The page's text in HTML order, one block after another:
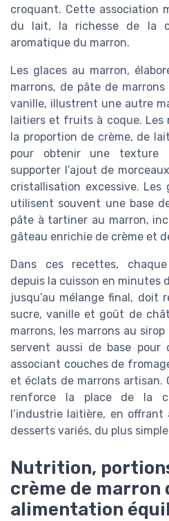
croquant. Cette association
du lait, la richesse de la
aromatique du marron.
Les glaces au marron,
marrons, de pâte de
vanille, illustrent une autre
laitiers et fruits à coque. Les
la proportion de crème, de
pour obtenir une texture
supporter l’ajout de
cristallisation excessive. Les
utilisent souvent une base
pâte à tartiner au marron,
gâteau enrichie de crème et
Dans ces recettes,
depuis la cuisson en minutes
jusqu’au mélange final, doit
sucre, vanille et goût de
marrons, les marrons au
servent aussi de base pour
associant couches de
et éclats de marrons
renforce la place de la
l’industrie laitière, en offrant
desserts variés, du plus
Nutrition,
crème de marron
alimentation